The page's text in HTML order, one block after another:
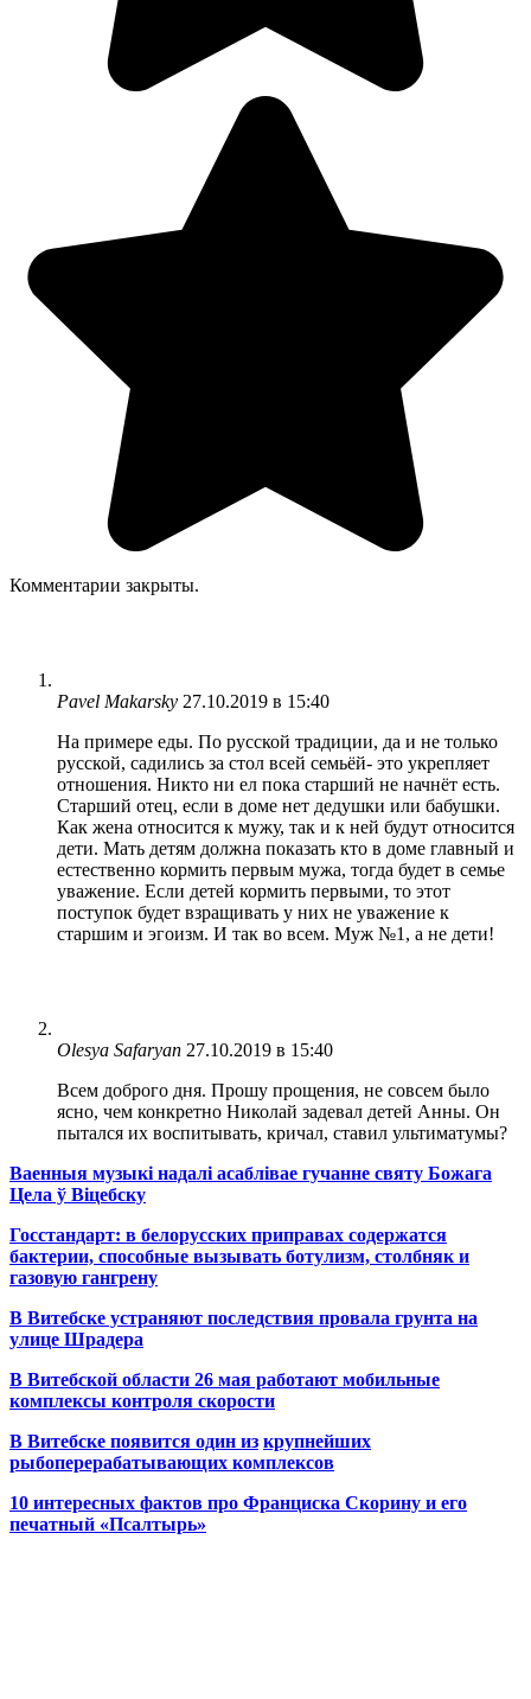
Комментарии закрыты.
Pavel Makarsky 27.10.2019 в 15:40
На примере еды. По русской традиции, да и не только
русской, садились за стол всей семьёй- это укрепляет
отношения. Никто ни ел пока старший не начнёт есть.
Старший отец, если в доме нет дедушки или бабушки.
Как жена относится к мужу, так и к ней будут относится
дети. Мать детям должна показать кто в доме главный и
естественно кормить первым мужа, тогда будет в семье
уважение. Если детей кормить первыми, то этот
поступок будет взращивать у них не уважение к
старшим и эгоизм. И так во всем. Муж №1, а не дети!
Olesya Safaryan 27.10.2019 в 15:40
Всем доброго дня. Прошу прощения, не совсем было
ясно, чем конкретно Николай задевал детей Анны. Он
пытался их воспитывать, кричал, ставил ультиматумы?
Ваенныя музыкі надалі асаблівае гучанне святу Божага
Цела ў Віцебску
Госстандарт: в белорусских приправах содержатся
бактерии, способные вызывать ботулизм, столбняк и
газовую гангрену
В Витебске устраняют последствия провала грунта на
улице Шрадера
В Витебской области 26 мая работают мобильные
комплексы контроля скорости
В Витебске появится один из крупнейших
рыбоперерабатывающих комплексов
10 интересных фактов про Франциска Скорину и его
печатный «Псалтырь»